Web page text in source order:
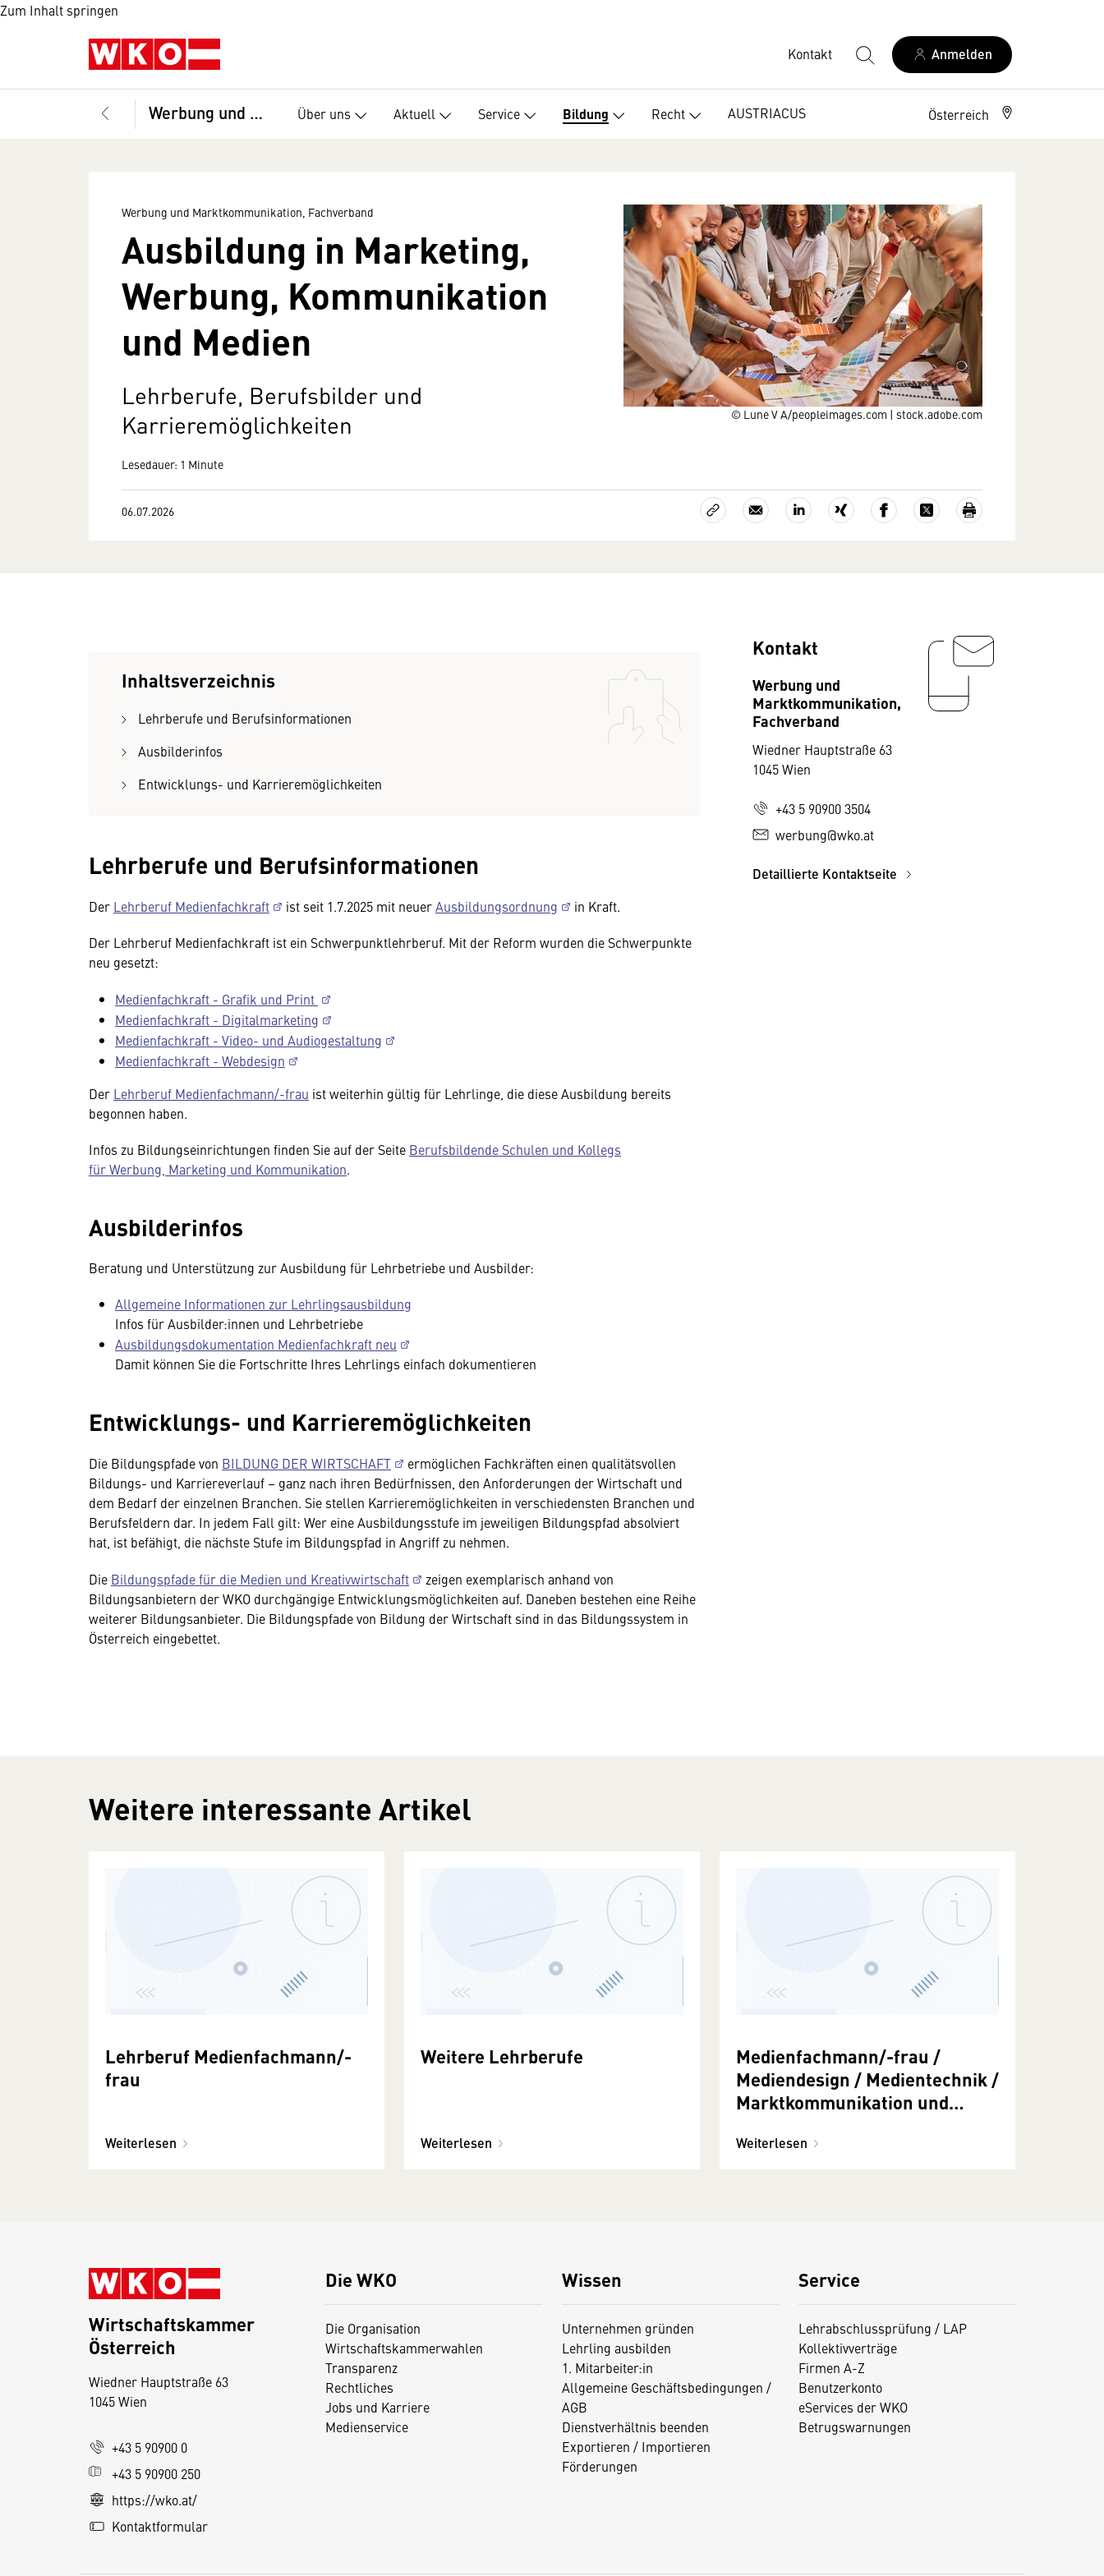
Zum Inhalt springen
Kontakt Anmelden
Werbung und Marktkommunikation, Fachverband Über uns Aktuell Service Bildung Recht AUSTRIACUS Österreich
© Lune V A/peopleimages.com | stock.adobe.com
Werbung und Marktkommunikation, Fachverband
Ausbildung in Marketing,
Werbung, Kommunikation
und Medien
Lehrberufe, Berufsbilder und
Karrieremöglichkeiten
Lesedauer: 1 Minute
06.07.2026
Inhaltsverzeichnis
Lehrberufe und Berufsinformationen
Ausbilderinfos
Entwicklungs- und Karrieremöglichkeiten
Lehrberufe und Berufsinformationen
Der Lehrberuf Medienfachkraft ist seit 1.7.2025 mit neuerAusbildungsordnung
in Kraft.
Der Lehrberuf Medienfachkraft ist ein Schwerpunktlehrberuf. Mit der Reform wurden die Schwerpunkte
neu gesetzt:
Medienfachkraft - Grafik und Print
Medienfachkraft - Digitalmarketing
Medienfachkraft - Video- und Audiogestaltung
Medienfachkraft - Webdesign
Der Lehrberuf Medienfachmann/-frau ist weiterhin gültig für Lehrlinge, die diese Ausbildung bereits
begonnen haben.
Infos zu Bildungseinrichtungen finden Sie auf der Seite Berufsbildende Schulen und Kollegs
für Werbung, Marketing und Kommunikation.
Ausbilderinfos
Beratung und Unterstützung zur Ausbildung für Lehrbetriebe und Ausbilder:
Allgemeine Informationen zur Lehrlingsausbildung
Infos für Ausbilder:innen und Lehrbetriebe
Ausbildungsdokumentation Medienfachkraft neu
Damit können Sie die Fortschritte Ihres Lehrlings einfach dokumentieren
Entwicklungs- und Karrieremöglichkeiten
Die Bildungspfade von BILDUNG DER WIRTSCHAFT
ermöglichen Fachkräften einen qualitätsvollen
Bildungs- und Karriereverlauf – ganz nach ihren Bedürfnissen, den Anforderungen der Wirtschaft und
dem Bedarf der einzelnen Branchen. Sie stellen Karrieremöglichkeiten in verschiedensten Branchen und
Berufsfeldern dar. In jedem Fall gilt: Wer eine Ausbildungsstufe im jeweiligen Bildungspfad absolviert
hat, ist befähigt, die nächste Stufe im Bildungspfad in Angriff zu nehmen.
Die Bildungspfade für die Medien und Kreativwirtschaft
zeigen exemplarisch anhand von
Bildungsanbietern der WKO durchgängige Entwicklungsmöglichkeiten auf. Daneben bestehen eine Reihe
weiterer Bildungsanbieter. Die Bildungspfade von Bildung der Wirtschaft sind in das Bildungssystem in
Österreich eingebettet.
Kontakt
Werbung und
Marktkommunikation,
Fachverband
Wiedner Hauptstraße 63
1045 Wien
+43 5 90900 3504
werbung@wko.at
Detaillierte Kontaktseite
Weitere interessante Artikel
Lehrberuf Medienfachmann/-
frau
Weiterlesen
Weitere Lehrberufe
Weiterlesen
Medienfachmann/-frau /
Mediendesign / Medientechnik /
Marktkommunikation und
Lehreintritt vor dem 1.6.2018)
Weiterlesen
Die WKO
Die Organisation
Wirtschaftskammerwahlen
Transparenz
Rechtliches
Jobs und Karriere
Medienservice
Wissen
Unternehmen gründen
Lehrling ausbilden
1. Mitarbeiter:in
Allgemeine Geschäftsbedingungen /
AGB
Dienstverhältnis beenden
Exportieren / Importieren
Förderungen
Service
Lehrabschlussprüfung / LAP
Kollektivverträge
Firmen A-Z
Benutzerkonto
eServices der WKO
Betrugswarnungen
Wirtschaftskammer
Österreich
Wiedner Hauptstraße 63
1045 Wien
+43 5 90900 0
+43 5 90900 250
https://wko.at/
Kontaktformular